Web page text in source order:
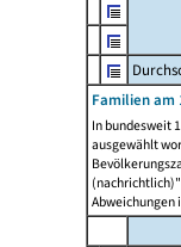
Familien am
In bundesweit
ausgewählt
Abweichungen